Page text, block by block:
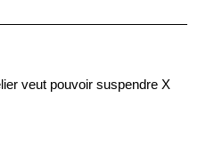
veut pouvoir suspendre X